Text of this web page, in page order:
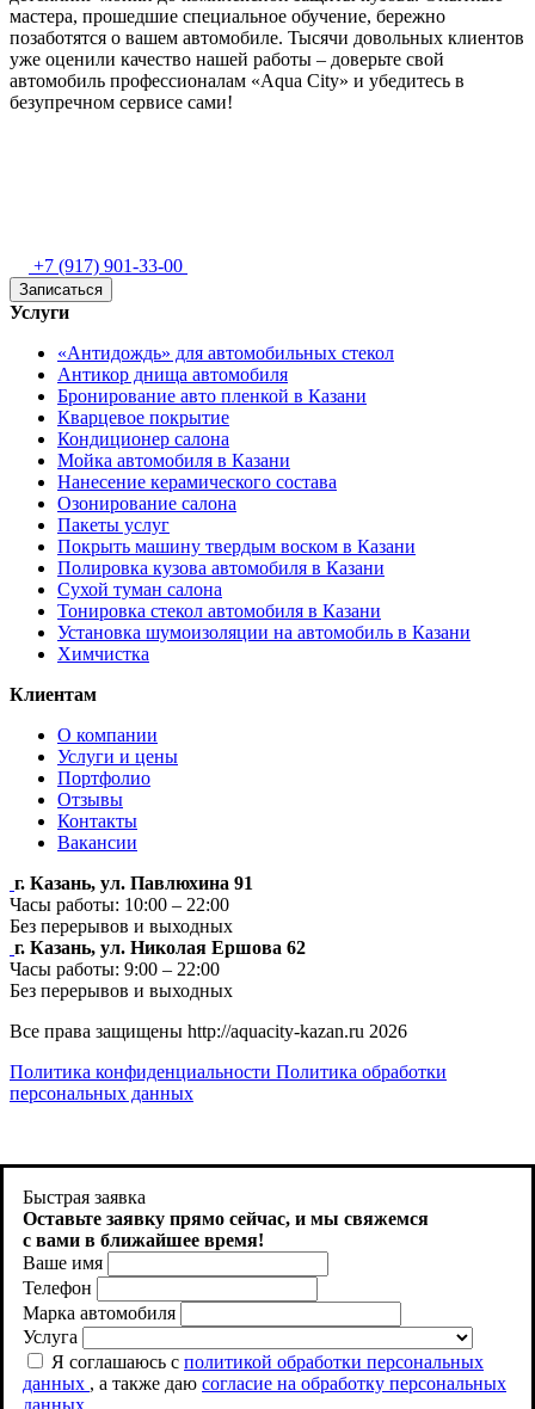
мастера, прошедшие специальное обучение, бережно
позаботятся о вашем автомобиле. Тысячи довольных клиентов
уже оценили качество нашей работы – доверьте свой
автомобиль профессионалам «Aqua City» и убедитесь в
безупречном сервисе сами!
+7 (917) 901-33-00
Записаться
Услуги
«Антидождь» для автомобильных стекол
Антикор днища автомобиля
Бронирование авто пленкой в Казани
Кварцевое покрытие
Кондиционер салона
Мойка автомобиля в Казани
Нанесение керамического состава
Озонирование салона
Пакеты услуг
Покрыть машину твердым воском в Казани
Полировка кузова автомобиля в Казани
Сухой туман салона
Тонировка стекол автомобиля в Казани
Установка шумоизоляции на автомобиль в Казани
Химчистка
Клиентам
О компании
Услуги и цены
Портфолио
Отзывы
Контакты
Вакансии
г. Казань, ул. Павлюхина 91
Часы работы: 10:00 – 22:00
Без перерывов и выходных
г. Казань, ул. Николая Ершова 62
Часы работы: 9:00 – 22:00
Без перерывов и выходных
Все права защищены http://aquacity-kazan.ru 2026
Политика конфиденциальности Политика обработки
персональных данных
Быстрая заявка
Оставьте заявку прямо сейчас, и мы свяжемся
с вами в ближайшее время!
Ваше имя
Телефон
Марка автомобиля
Услуга
Я соглашаюсь с политикой обработки персональных
данных , а также даю согласие на обработку персональных
Продолжая использовать http://aquacity-kazan.ru , вы
соглашаетесь на использование файлов cookie. Как запретить
использование определенных файлов cookie можно найти в
Политике файлов Cookies
Принять